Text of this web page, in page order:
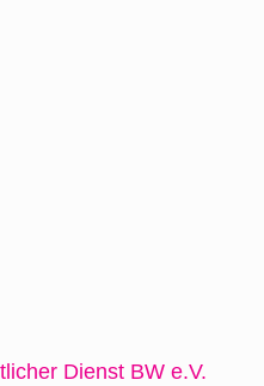
Dienst BW e.V.